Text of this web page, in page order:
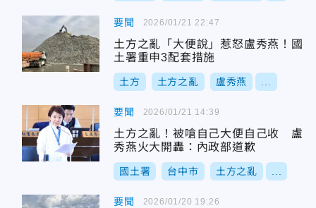
要聞
土方之亂「大便說」惹怒盧秀燕！國
土署重申3配套措施
土方 土方之亂 盧秀燕
2026/01/21 22:47
要聞
土方之亂！被嗆自己大便自己收 盧
秀燕火大開轟：內政部道歉
國土署 台中市 土方之亂
2026/01/21 14:39
要聞 2026/01/20 19:26